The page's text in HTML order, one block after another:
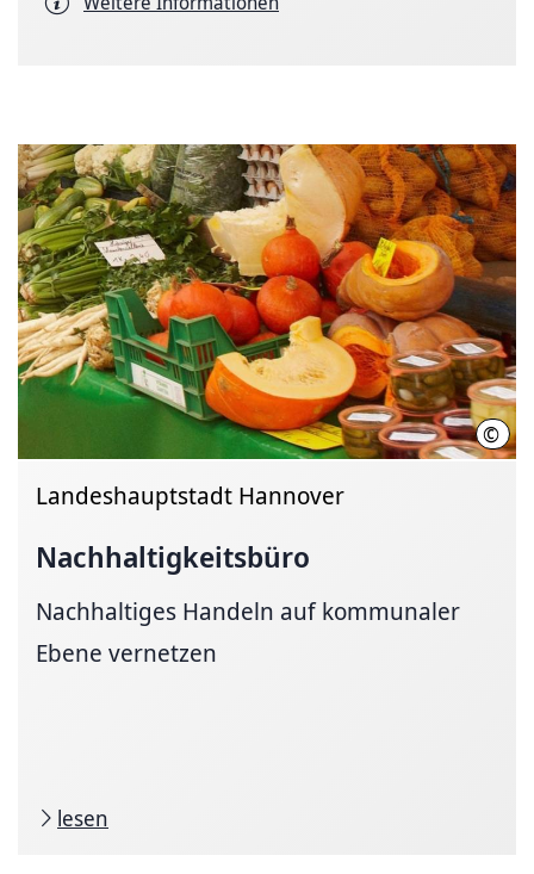
© LHH
Landeshauptstadt Hannover
Nachhaltigkeitsbüro
Nachhaltiges Handeln auf kommunaler
Ebene vernetzen
lesen